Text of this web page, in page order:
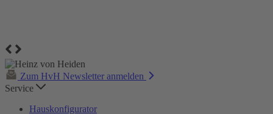
Zum HvH Newsletter anmelden
Service
Hauskonfigurator